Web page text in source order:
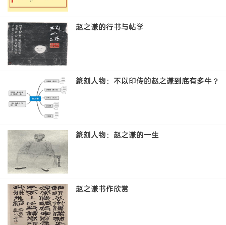
赵之谦的行书与帖学
篆刻人物：不以印传的赵之谦到底有多牛？
篆刻人物：赵之谦的一生
赵之谦书作欣赏